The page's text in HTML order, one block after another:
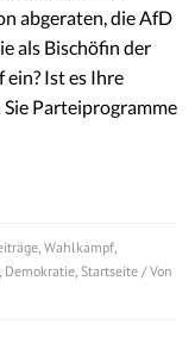
abgeraten, die AfD
als Bischöfin der
ein? Ist es Ihre
Parteiprogramme
Wahlkampf
Demokratie Startseite / Von